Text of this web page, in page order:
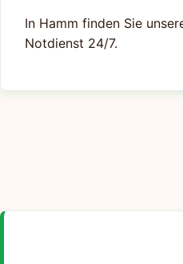
In Hamm finden Sie
Notdienst 24/7.